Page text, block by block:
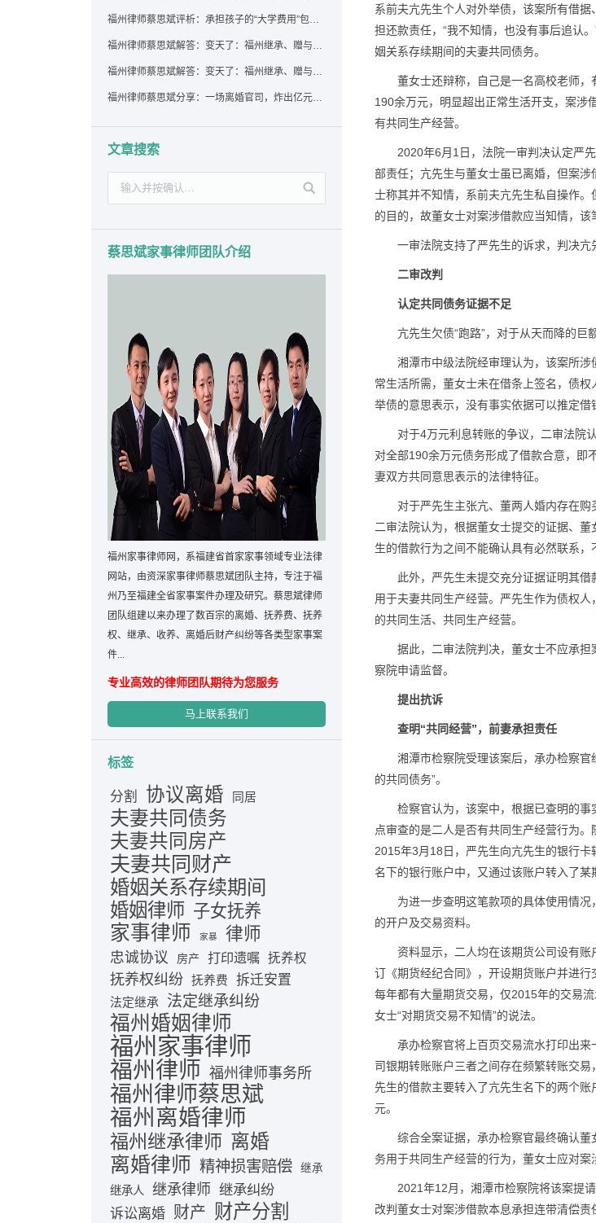
系前夫亢先生个人对外举债，该案所有借
担还款责任，“我不知情，也没有事后追认
姻关系存续期间的夫妻共同债务。
董女士还辩称，自己是一名高校老师
190余万元，明显超出正常生活开支，案涉
有共同生产经营。
2020年6月1日，法院一审判决认定严
部责任；亢先生与董女士虽已离婚，但案
士称其并不知情，系前夫亢先生私自操作
的目的，故董女士对案涉借款应当知情，该
一审法院支持了严先生的诉求，判决亢
二审改判
认定共同债务证据不足
亢先生欠债“跑路”，对于从天而降的巨
湘潭市中级法院经审理认为，该案所
常生活所需，董女士未在借条上签名，债
举债的意思表示，没有事实依据可以推定借
对于4万元利息转账的争议，二审法院
对全部190余万元债务形成了借款合意，即
妻双方共同意思表示的法律特征。
对于严先生主张亢、董两人婚内存在
二审法院认为，根据董女士提交的证据、
生的借款行为之间不能确认具有必然联系，
此外，严先生未提交充分证据证明其
用于夫妻共同生产经营。严先生作为债权
的共同生活、共同生产经营。
据此，二审法院判决，董女士不应承
察院申请监督。
提出抗诉
查明“共同经营”，前妻承担责任
湘潭市检察院受理该案后，承办检察
的共同债务”。
检察官认为，该案中，根据已查明的
点审查的是二人是否有共同生产经营行为
2015年3月18日，严先生向亢先生的银行
名下的银行账户中，又通过该账户转入了某
为进一步查明这笔款项的具体使用情
的开户及交易资料。
资料显示，二人均在该期货公司设有
订《期货经纪合同》，开设期货账户并进
每年都有大量期货交易，仅2015年的交易
女士“对期货交易不知情”的说法。
承办检察官将上百页交易流水打印出
司银期转账账户三者之间存在频繁转账交
先生的借款主要转入了亢先生名下的两个
元。
综合全案证据，承办检察官最终确认
务用于共同生产经营的行为，董女士应对案
2021年12月，湘潭市检察院将该案提
改判董女士对案涉借款本息承担连带清偿责
福州律师蔡思斌评析：承担孩子的“大学费用”包括高额留学费用吗？
福州律师蔡思斌解答：变天了：福州继承、赠与房产转让要收20%个税？福州国税官方回复来了！
福州律师蔡思斌解答：变天了：福州继承、赠与房产转让要收20%个税？福州国税官方回答来了！
福州律师蔡思斌分享：一场离婚官司，炸出亿元“糊涂账”：本想分割家产，结果“自爆”了家底
文章搜索
蔡思斌家事律师团队介绍
福州家事律师网，系福建省首家家事领域专业法律
网站，由资深家事律师蔡思斌团队主持，专注于福
州乃至福建全省家事案件办理及研究。蔡思斌律师
团队组建以来办理了数百宗的离婚、抚养费、抚养
权、继承、收养、离婚后财产纠纷等各类型家事案
件...
专业高效的律师团队期待为您服务
马上联系我们
标签
分割 协议离婚 同居
夫妻共同债务
夫妻共同房产
夫妻共同财产
婚姻关系存续期间
婚姻律师 子女抚养
家事律师 家暴 律师
忠诚协议 房产 打印遗嘱 抚养权
抚养权纠纷 抚养费 拆迁安置
法定继承 法定继承纠纷
福州婚姻律师
福州家事律师
福州律师 福州律师事务所
福州律师蔡思斌
福州离婚律师
福州继承律师 离婚
离婚律师 精神损害赔偿 继承
继承人 继承律师 继承纠纷
诉讼离婚 财产 财产分割